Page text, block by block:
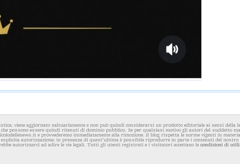
viene aggiornato saltuariamente e non può quindi considerarsi un prodotto editoriale ai sensi della
possono essere quindi ritenuti di dominio pubblico. Se per qualsiasi motivo gli autori del suddetto
e provvederemo immediatamente alla rimozione. Il blog rispetta le norme vigenti in
autorizzazione; in presenza di quest'ultima è possibile riprodurre in parte i contenuti del nostro
autorizzarci ad adire le vie legali. Tutti gli utenti registrati e i visitatori accettano le condizioni di